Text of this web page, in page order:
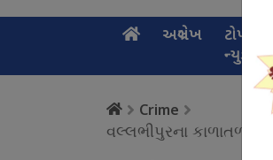
અગ્રલેખ
ટોપ
ન્યુઝ
Crime
વલ્લભીપુરના કાળાતળાવ